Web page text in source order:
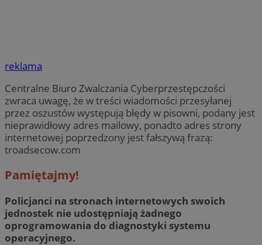
reklama
Centralne Biuro Zwalczania Cyberprzestępczości
zwraca uwagę, że w treści wiadomości przesyłanej
przez oszustów występują błędy w pisowni, podany jest
nieprawidłowy adres mailowy, ponadto adres strony
internetowej poprzedzony jest fałszywą frazą:
troadsecow.com
Pamiętajmy!
Policjanci na stronach internetowych swoich
jednostek nie udostępniają żadnego
oprogramowania do diagnostyki systemu
operacyjnego.